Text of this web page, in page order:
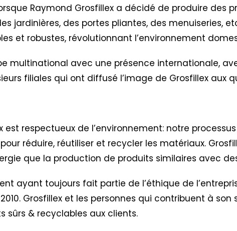
Raymond Grosfillex a décidé de produire des
jardinières, des portes pliantes, des menuiseries,
et robustes, révolutionnant l’environnement
multinational avec une présence internationale,
filiales qui ont diffusé l’image de Grosfillex aux
est respectueux de l’environnement: notre
réduire, réutiliser et recycler les matériaux.
que la production de produits similaires avec
ayant toujours fait partie de l’éthique de
. Grosfillex et les personnes qui contribuent à
sûrs & recyclables aux clients.